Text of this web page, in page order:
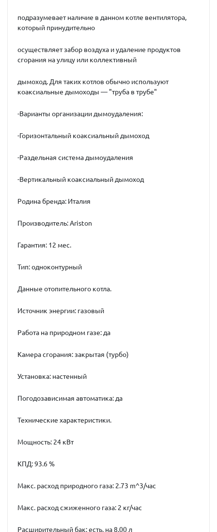
подразумевает наличие в данном котле вентилятора,
который принудительно
осуществляет забор воздуха и удаление продуктов
сгорания на улицу или коллективный
дымоход. Для таких котлов обычно используют
коаксиальные дымоходы — "труба в трубе"
-Варианты организации дымоудаления:
-Горизонтальный коаксиальный дымоход
-Раздельная система дымоудаления
-Вертикальный коаксиальный дымоход
Родина бренда: Италия
Производитель: Ariston
Гарантия: 12 мес.
Тип: одноконтурный
Данные отопительного котла.
Источник энергии: газовый
Работа на природном газе: да
Камера сгорания: закрытая (турбо)
Установка: настенный
Погодозависимая автоматика: да
Технические характеристики.
Мощность: 24 кВт
КПД: 93.6 %
Макс. расход природного газа: 2.73 m^3/час
Макс. расход сжиженного газа: 2 кг/час
Расширительный бак: есть, на 8.00 л